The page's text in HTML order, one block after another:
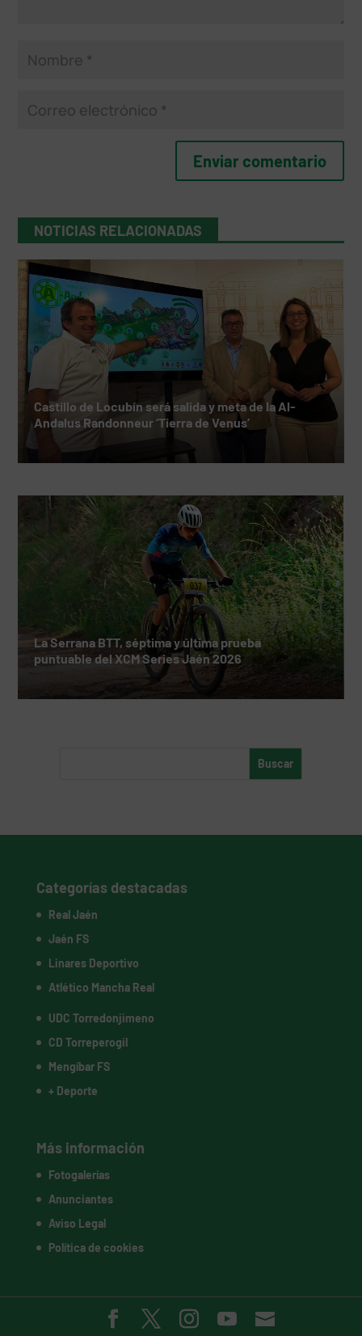
NOTICIAS RELACIONADAS
Castillo de Locubín será salida y meta de la Al-
Andalus Randonneur ‘Tierra de Venus’
La Serrana BTT, séptima y última prueba
puntuable del XCM Series Jaén 2026
Categorías destacadas
Real Jaén
Jaén FS
Linares Deportivo
Atlético Mancha Real
UDC Torredonjimeno
CD Torreperogil
Mengíbar FS
+ Deporte
Más información
Fotogalerías
Anunciantes
Aviso Legal
Política de cookies